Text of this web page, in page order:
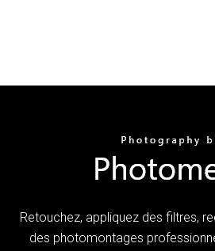
Retouchez, appliquez des filtres,
des photomontages